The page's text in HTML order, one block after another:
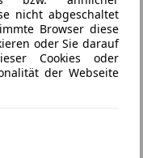
im Inserat.
Kraftstoffverbrauch
neuer
über den
und den
entnommen
bei der Deutschen
unentgeltlich
nicht abgeschaltet
Browser diese
oder Sie darauf
Cookies oder
der Webseite